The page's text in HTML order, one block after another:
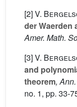
[2]V.
der Waerden
Amer. Math.
[3]V.
and
theorem,
no. 1, pp. 33-